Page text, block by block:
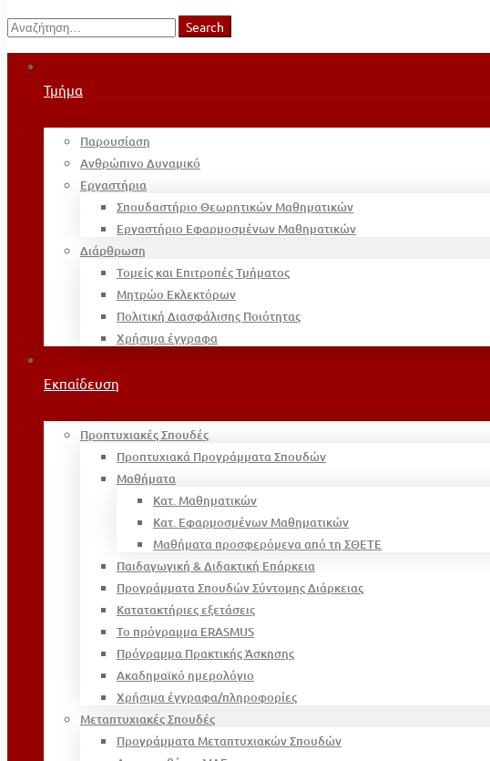
Search
for:
Search
Τμήμα
Παρουσίαση
Ανθρώπινο Δυναμικό
Εργαστήρια
Σπουδαστήριο Θεωρητικών Μαθηματικών
Εργαστήριο Εφαρμοσμένων Μαθηματικών
Διάρθρωση
Τομείς και Επιτροπές Τμήματος
Μητρώο Εκλεκτόρων
Πολιτική Διασφάλισης Ποιότητας
Χρήσιμα έγγραφα
Εκπαίδευση
Προπτυχιακές Σπουδές
Προπτυχιακά Προγράμματα Σπουδών
Μαθήματα
Κατ. Μαθηματικών
Κατ. Εφαρμοσμένων Μαθηματικών
Μαθήματα προσφερόμενα από τη ΣΘΕΤΕ
Παιδαγωγική & Διδακτική Επάρκεια
Προγράμματα Σπουδών Σύντομης Διάρκειας
Κατατακτήριες εξετάσεις
Το πρόγραμμα ERASMUS
Πρόγραμμα Πρακτικής Άσκησης
Ακαδημαϊκό ημερολόγιο
Χρήσιμα έγγραφα/πληροφορίες
Μεταπτυχιακές Σπουδές
Προγράμματα Μεταπτυχιακών Σπουδών